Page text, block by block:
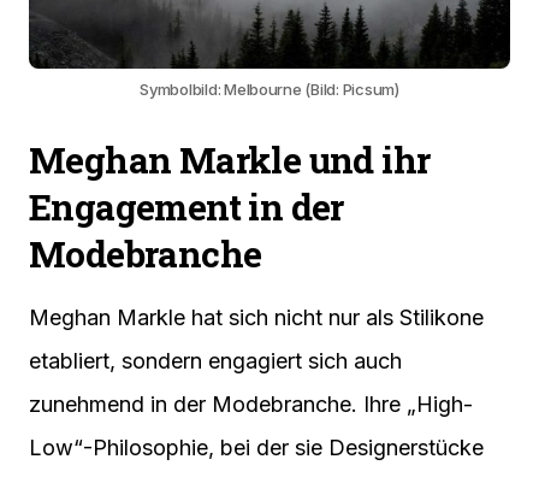
Symbolbild: Melbourne (Bild: Picsum)
Meghan Markle und ihr
Engagement in der
Modebranche
Meghan Markle hat sich nicht nur als Stilikone
etabliert, sondern engagiert sich auch
zunehmend in der Modebranche. Ihre „High-
Low“-Philosophie, bei der sie Designerstücke